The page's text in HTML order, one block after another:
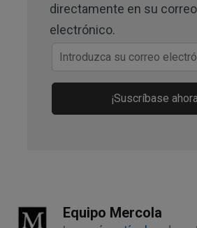
8 EFSA Journal, 2018; doi:
10.2903/j.efsa.2018.5372
Table 7
9
2005; 22 (3)
2020;73(4)
directamente en su correo
electrónico.
¡Suscríbase
Equipo Mercola